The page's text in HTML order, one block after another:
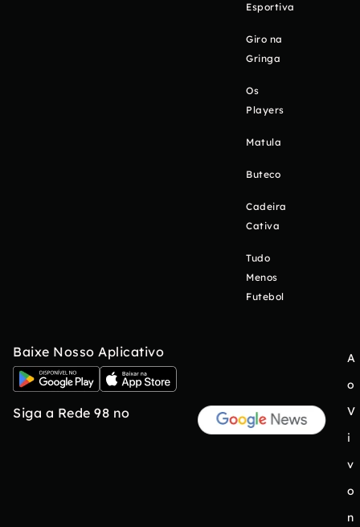
Esportiva
Giro na
Gringa
Os
Players
Matula
Buteco
Cadeira
Cativa
Tudo
Menos
Futebol
Baixe Nosso Aplicativo
Siga a Rede 98 no
A
o
V
i
v
o
n